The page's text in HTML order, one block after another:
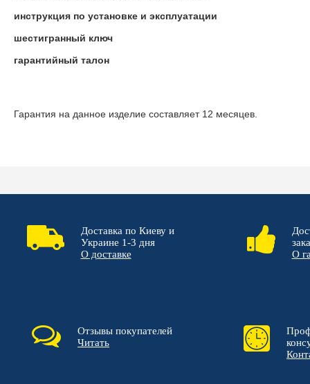
инструкция по установке и эксплуатации
шестигранный ключ
гарантийный талон
Гарантия на данное изделие составляет 12 месяцев.
Доставка по Киеву и
Украине 1-3 дня
О доставке
О
Отзывы покупателей
Читать